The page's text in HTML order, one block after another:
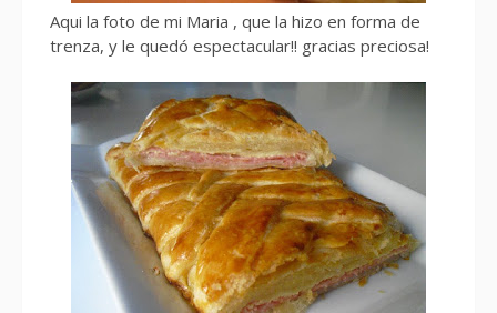
Aqui la foto de mi Maria , que la hizo en forma de
trenza, y le quedó espectacular!! gracias preciosa!